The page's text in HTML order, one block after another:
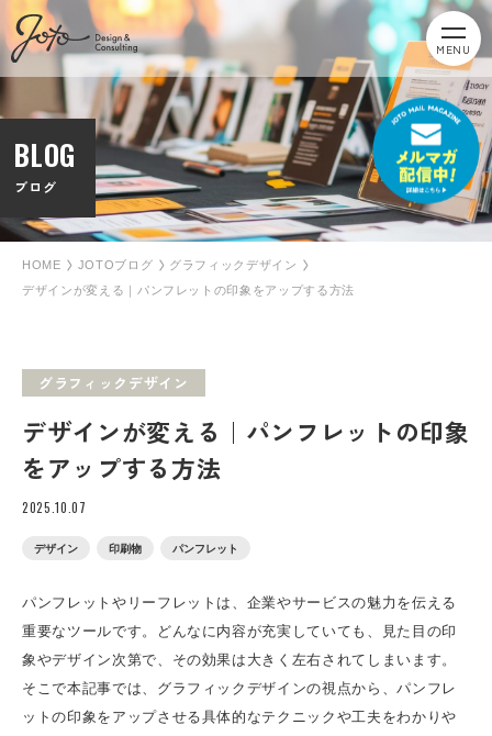
MENU
BLOG
ブログ
HOME JOTOブログ
グラフィックデザイン
デザインが変える｜パンフレットの印象をアップする方法
グラフィックデザイン
デザインが変える｜パンフレットの印象
をアップする方法
2025.10.07
デザイン 印刷物 パンフレット
パンフレットやリーフレットは、企業やサービスの魅力を伝える
重要なツールです。どんなに内容が充実していても、見た目の印
象やデザイン次第で、その効果は大きく左右されてしまいます。
そこで本記事では、グラフィックデザインの視点から、パンフレ
ットの印象をアップさせる具体的なテクニックや工夫をわかりや